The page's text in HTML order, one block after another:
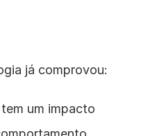
já comprovou:
um impacto